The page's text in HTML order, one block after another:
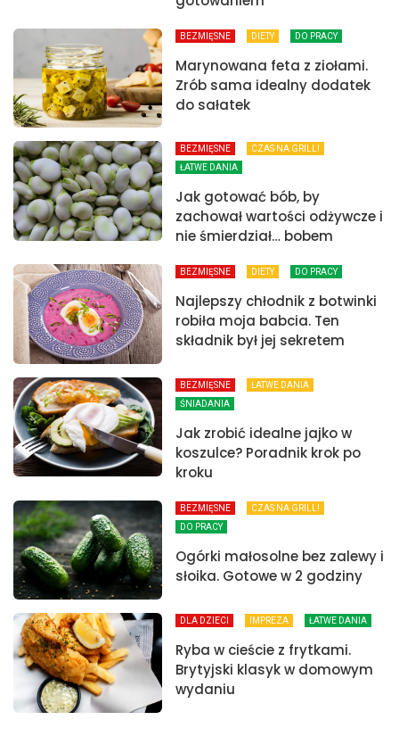
BEZMIĘSNE DIETY DO PRACY
Marynowana feta z ziołami.
Zrób sama idealny dodatek
do sałatek
BEZMIĘSNE
CZAS NA GRILL!
ŁATWE DANIA
Jak gotować bób, by
zachował wartości odżywcze i
nie śmierdział… bobem
BEZMIĘSNE DIETY DO PRACY
Najlepszy chłodnik z botwinki
robiła moja babcia. Ten
składnik był jej sekretem
BEZMIĘSNE
ŁATWE DANIA
ŚNIADANIA
Jak zrobić idealne jajko w
koszulce? Poradnik krok po
kroku
BEZMIĘSNE
CZAS NA GRILL!
DO PRACY
Ogórki małosolne bez zalewy i
słoika. Gotowe w 2 godziny
DLA DZIECI IMPREZA ŁATWE DANIA
Ryba w cieście z frytkami.
Brytyjski klasyk w domowym
wydaniu